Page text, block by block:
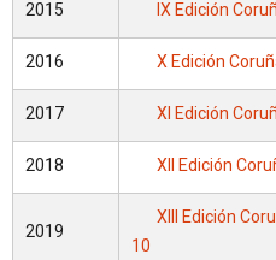
2015 IX Edición
2016 X Edición
2017 XI Edición
2018 XII Edición
2019
XIII Edición
10